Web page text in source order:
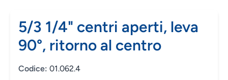
5/3 1/4" centri aperti, leva
90°, ritorno al centro
Codice: 01.062.4